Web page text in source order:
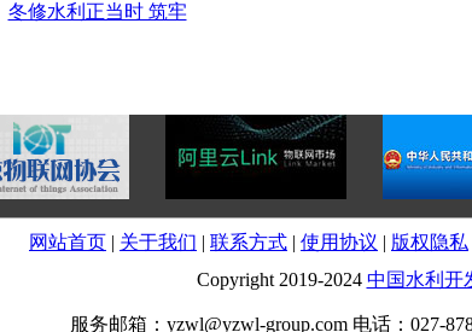
冬修水利正当时 筑牢
网站首页 | 关于我们 | 联系方式 | 使用协议 | 版权隐私
Copyright 2019-2024 中国水利开
服务邮箱：yzwl@yzwl-group.com 电话：027-